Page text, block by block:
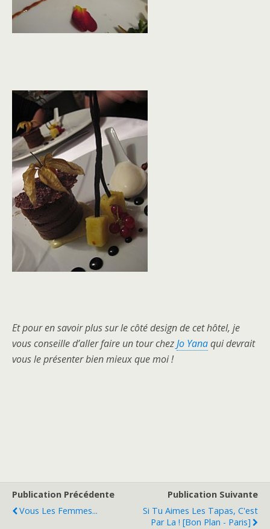
Et pour en savoir plus sur le côté design de cet hôtel, je
vous conseille d’aller faire un tour chezJo Yanaqui devrait
vous le présenter bien mieux que moi !
Publication Précédente
Vous Les Femmes...
Publication Suivante
Si Tu Aimes Les Tapas, C'est
Par La ! [Bon Plan - Paris]